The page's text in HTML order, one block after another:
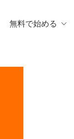
無料で始める